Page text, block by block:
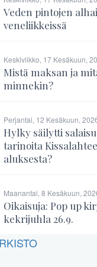
Veden pintojen
veneliikkeissä
Keskiviikko, 17 Kesäkuun,
Mistä maksan ja
minnekin?
Perjantai, 12 Kesäkuun,
Hylky säilytti
tarinoita
aluksesta?
Maanantai, 8 Kesäkuun,
Oikaisuja: Pop up
kekrijuhla 26.9.